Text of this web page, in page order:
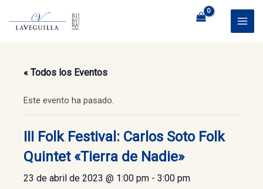
contenido
« Todos los Eventos
Este evento ha pasado.
III Folk Festival: Carlos Soto Folk
Quintet «Tierra de Nadie»
23 de abril de 2023 @ 1:00 pm - 3:00 pm